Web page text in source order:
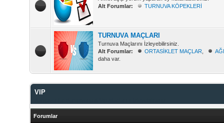
Alt Forumlar:
TURNUVA KÖPEKLERİ
TURNUVA MAÇLARI
Turnuva Maçlarını İzleyebilirsiniz.
Alt Forumlar:
ORTASİKLET MAÇLAR
daha var.
VIP
Forumlar